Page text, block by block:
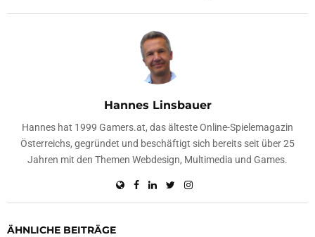
Hannes Linsbauer
Hannes hat 1999 Gamers.at, das älteste Online-Spielemagazin
Österreichs, gegründet und beschäftigt sich bereits seit über 25
Jahren mit den Themen Webdesign, Multimedia und Games.
ÄHNLICHE BEITRÄGE